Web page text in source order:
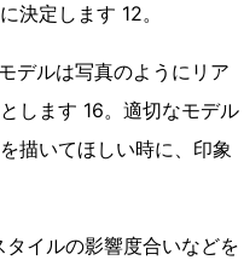
決定します 12。
デルは写真のようにリア
します 16。適切なモデル
描いてほしい時に、印象
イルの影響度合いなどを